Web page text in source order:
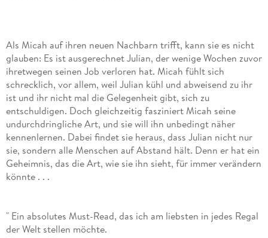
Als Micah auf ihren neuen Nachbarn trifft, kann sie es nicht
glauben: Es ist ausgerechnet Julian, der wenige Wochen zuvor
ihretwegen seinen Job verloren hat. Micah fühlt sich
schrecklich, vor allem, weil Julian kühl und abweisend zu ihr
ist und ihr nicht mal die Gelegenheit gibt, sich zu
entschuldigen. Doch gleichzeitig fasziniert Micah seine
undurchdringliche Art, und sie will ihn unbedingt näher
kennenlernen. Dabei findet sie heraus, dass Julian nicht nur
sie, sondern alle Menschen auf Abstand hält. Denn er hat ein
Geheimnis, das die Art, wie sie ihn sieht, für immer verändern
könnte . . .
" Ein absolutes Must-Read, das ich am liebsten in jedes Regal
der Welt stellen möchte.